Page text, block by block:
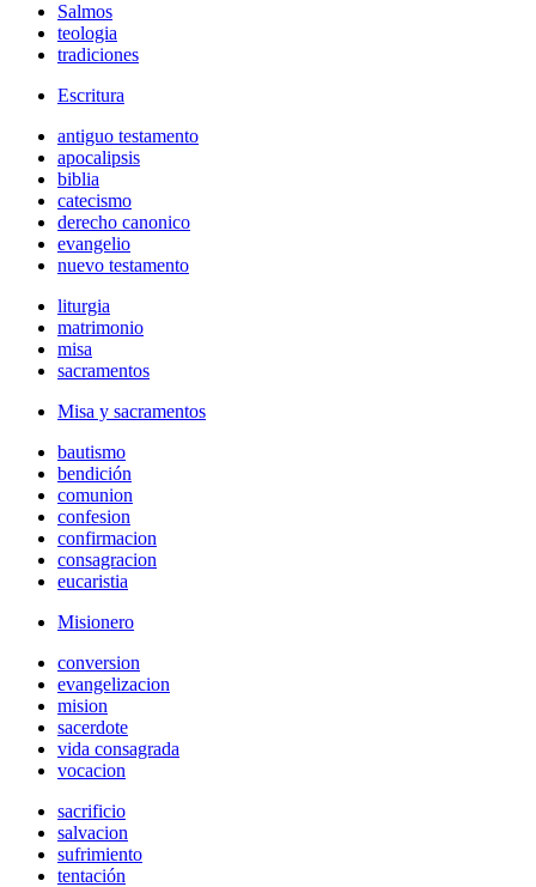
Salmos
teologia
tradiciones
Escritura
antiguo testamento
apocalipsis
biblia
catecismo
derecho canonico
evangelio
nuevo testamento
liturgia
matrimonio
misa
sacramentos
Misa y sacramentos
bautismo
bendición
comunion
confesion
confirmacion
consagracion
eucaristia
Misionero
conversion
evangelizacion
mision
sacerdote
vida consagrada
vocacion
sacrificio
salvacion
sufrimiento
tentación